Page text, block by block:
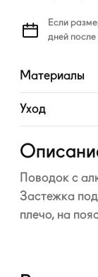
Если
дней после
Материалы
Развернуть
Уход
Развернуть
Поводок с
Застежка
плечо, на